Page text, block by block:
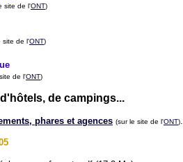
site de l'ONT)
site de l'ONT)
de l'ONT)
de campings...
phares et agences (sur le site de l'ONT).